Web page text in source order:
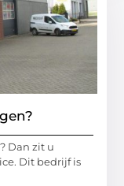
Dan zit u
Dit bedrijf is